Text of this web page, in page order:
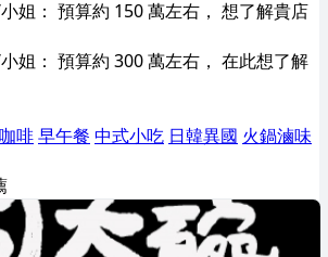
姐： 預算約 150 萬左右， 想了解貴店
姐： 預算約 300 萬左右， 在此想了解
啡早午餐 中式小吃 日韓異國 火鍋滷味